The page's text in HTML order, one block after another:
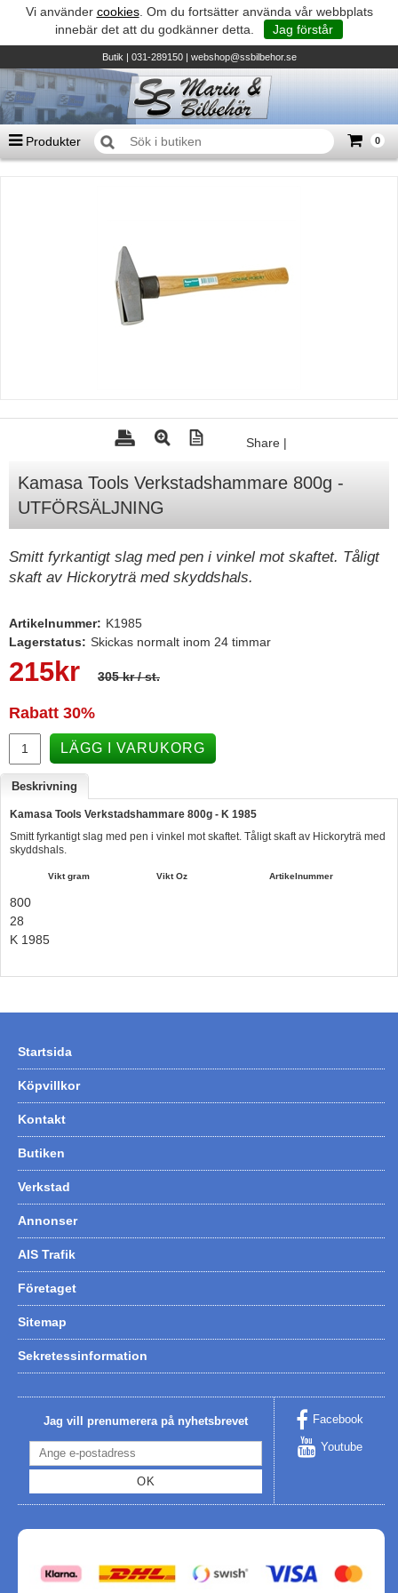
Vi använder cookies. Om du fortsätter använda vår webbplats
innebär det att du godkänner detta.
Jag förstår
Butik| 031-289150 | webshop@ssbilbehor.se
Produkter 0
Suzuki - Utombordare
Suzumar - Gummibåtar
TK Trailer
Volvo Penta Servicedelar
Yamaha Servicedelar
Garmin
Lowrance
B&G
Båttillbehör
Hummertina
Varta - Batterier
Victron - Batteriladdare
CTEK - Batteriladdare
Webasto - Dieselvärmare
Thule - Lasthållare
LAGERRENSING
Begagnade Motorer & Båtar
Share |
Kamasa Tools Verkstadshammare 800g -
UTFÖRSÄLJNING
Smitt fyrkantigt slag med pen i vinkel mot skaftet. Tåligt
skaft av Hickoryträ med skyddshals.
Artikelnummer: K1985
Lagerstatus: Skickas normalt inom 24 timmar
215kr 305 kr/ st.
Rabatt 30%
LÄGG I VARUKORG
Beskrivning
Kamasa Tools Verkstadshammare 800g - K 1985
Smitt fyrkantigt slag med pen i vinkel mot skaftet. Tåligt skaft av Hickoryträ med
skyddshals.
Vikt gram Vikt Oz Artikelnummer
800
28
K 1985
Startsida
Köpvillkor
Kontakt
Butiken
Verkstad
Annonser
AIS Trafik
Företaget
Sitemap
Sekretessinformation
Jag vill prenumerera på nyhetsbrevet
OK
Facebook
Youtube